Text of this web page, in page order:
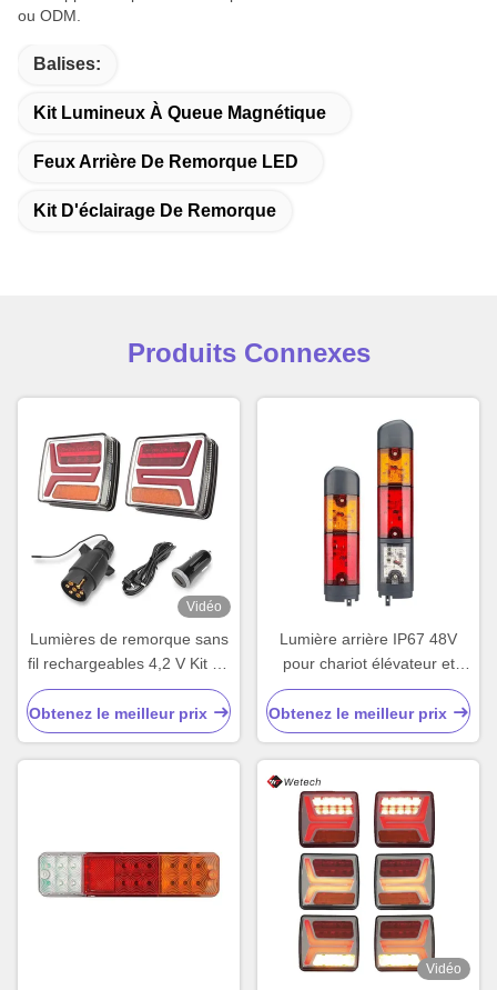
ou ODM.
Balises:
Kit Lumineux À Queue Magnétique
Feux Arrière De Remorque LED
Kit D'éclairage De Remorque
Produits Connexes
Vidéo
Lumières de remorque sans
fil rechargeables 4,2 V Kit de
lampe à queue magnétique
IP67
Obtenez le meilleur prix
Lumière arrière IP67 48V
pour chariot élévateur et
camion
Obtenez le meilleur prix
Vidéo